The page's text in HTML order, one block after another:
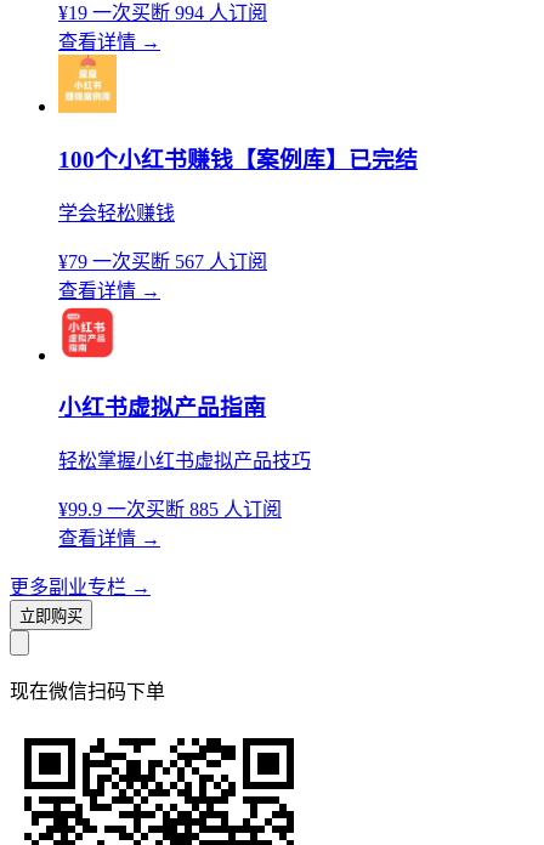
¥19 一次买断 994 人订阅
查看详情 →
100个小红书赚钱【案例库】已完结
学会轻松赚钱
¥79 一次买断 567 人订阅
查看详情 →
小红书虚拟产品指南
轻松掌握小红书虚拟产品技巧
¥99.9 一次买断 885 人订阅
查看详情 →
更多副业专栏 →
立即购买
现在微信扫码下单